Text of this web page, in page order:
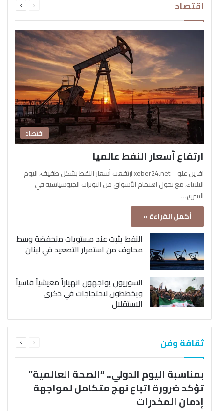
اقتصاد الصفحةالصفحة
اقتصاد
ارتفاع أسعار النفط عالمياً
آفرين علو – xeber24.net ارتفعت أسعار النفط بشكل طفيف، اليوم
الثلاثاء، مع تحول اهتمام الأسواق من التوترات الجيوسياسية في
الشرق…
أكمل القراءة »
النفط يثبت عند مستويات منخفضة وسط
مخاوف من استمرار التصعيد في لبنان
السوريون يواجهون انهياراً معيشياً قاسياً
ويخططون لاحتجاجات في ذكرى
الاستقلال
ثقافة وفن الصفحةالصفحة
بمناسبة اليوم الدولي.. “الصحة العالمية”
تؤكد ضرورة اتباع نهج متكامل لمواجهة
إدمان المخدرات